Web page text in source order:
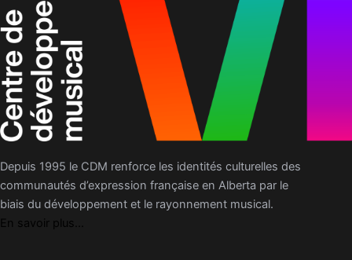
Depuis 1995 le CDM renforce les identités culturelles des
communautés d’expression française en Alberta par le
biais du développement et le rayonnement musical.
En savoir plus...